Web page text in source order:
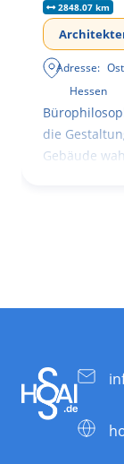
2848.07 km
Adresse:
Hessen
die
Gebäude